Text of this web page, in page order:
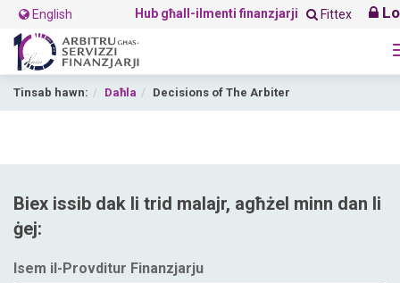
English Hub għall-ilmenti finanzjarji Fittex
Tinsab hawn: Daħla Decisions of The Arbiter
Biex issib dak li trid malajr, agħżel minn dan li
ġej:
Isem il-Provditur Finanzjarju